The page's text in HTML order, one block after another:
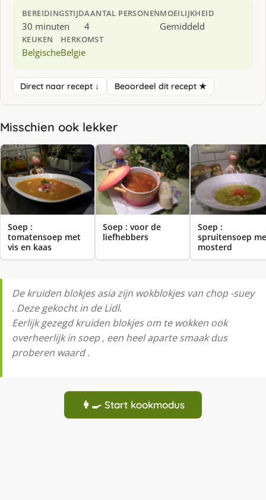
BEREIDINGSTIJD
30 minuten
AANTAL PERSONEN
4
MOEILIJKHEID
Gemiddeld
KEUKEN
Belgische
HERKOMST
Belgie
Direct naar recept ↓ Beoordeel dit recept ★
Misschien ook lekker
Soep :
tomatensoep met
vis en kaas
Soep : voor de
liefhebbers
Soep :
spruitensoep
mosterd
De kruiden blokjes asia zijn wokblokjes van chop -suey
. Deze gekocht in de Lidl.
Eerlijk gezegd kruiden blokjes om te wokken ook
overheerlijk in soep , een heel aparte smaak dus
proberen waard .
👩‍🍳 Start kookmodus